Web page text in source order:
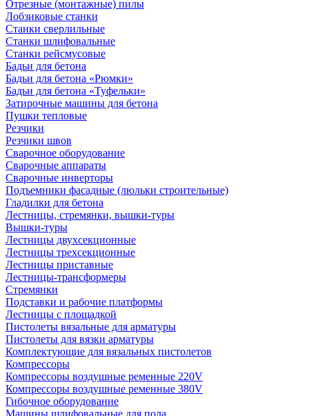
Отрезные (монтажные) пилы
Лобзиковые станки
Станки сверлильные
Станки шлифовальные
Станки рейсмусовые
Бадьи для бетона
Бадьи для бетона «Рюмки»
Бадьи для бетона «Туфельки»
Затирочные машины для бетона
Пушки тепловые
Резчики
Резчики швов
Сварочное оборудование
Сварочные аппараты
Сварочные инверторы
Подъемники фасадные (люльки строительные)
Гладилки для бетона
Лестницы, стремянки, вышки-туры
Вышки-туры
Лестницы двухсекционные
Лестницы трехсекционные
Лестницы приставные
Лестницы-трансформеры
Стремянки
Подставки и рабочие платформы
Лестницы с площадкой
Пистолеты вязальные для арматуры
Пистолеты для вязки арматуры
Комплектующие для вязальных пистолетов
Компрессоры
Компрессоры воздушные ременные 220V
Компрессоры воздушные ременные 380V
Гибочное оборудование
Машины шлифовальные для пола